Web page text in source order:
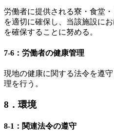
労働者に提供される寮・食堂
を適切に確保し、当該施設に
を確保することに努める。
7-6：労働者の健康管理
現地の健康に関する法令を遵
理を行う。
8．環境
8-1：関連法令の遵守